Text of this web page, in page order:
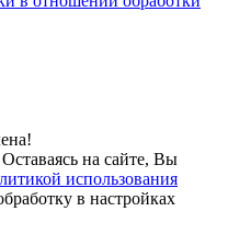
на сайте, Вы
использования
в настройках